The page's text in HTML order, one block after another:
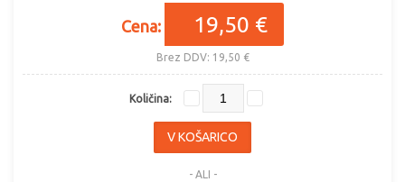
Cena: 19,50 €
Brez DDV: 19,50 €
Količina:
- ALI -